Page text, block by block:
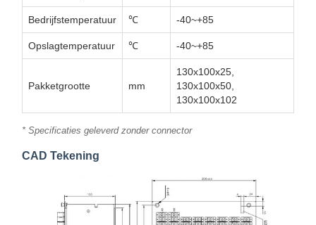
Bedrijfstemperatuur ℃ -40~+85
Opslagtemperatuur ℃ -40~+85
Pakketgrootte mm
130x100x25,
130x100x50,
130x100x102
* Specificaties geleverd zonder connector
CAD Tekening